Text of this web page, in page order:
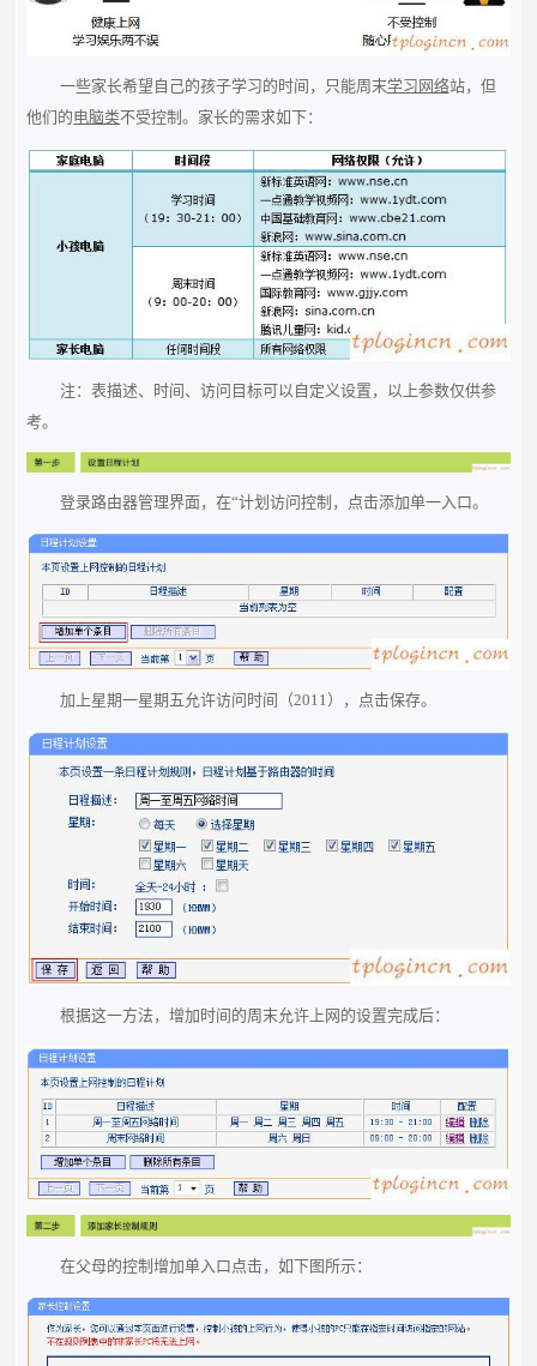
一些家长希望自己的孩子学习的时间，只能周末学习网络站，但
他们的电脑类不受控制。家长的需求如下：
注：表描述、时间、访问目标可以自定义设置，以上参数仅供参
考。
登录路由器管理界面，在“计划访问控制，点击添加单一入口。
加上星期一星期五允许访问时间（2011），点击保存。
根据这一方法，增加时间的周末允许上网的设置完成后：
在父母的控制增加单入口点击，如下图所示：